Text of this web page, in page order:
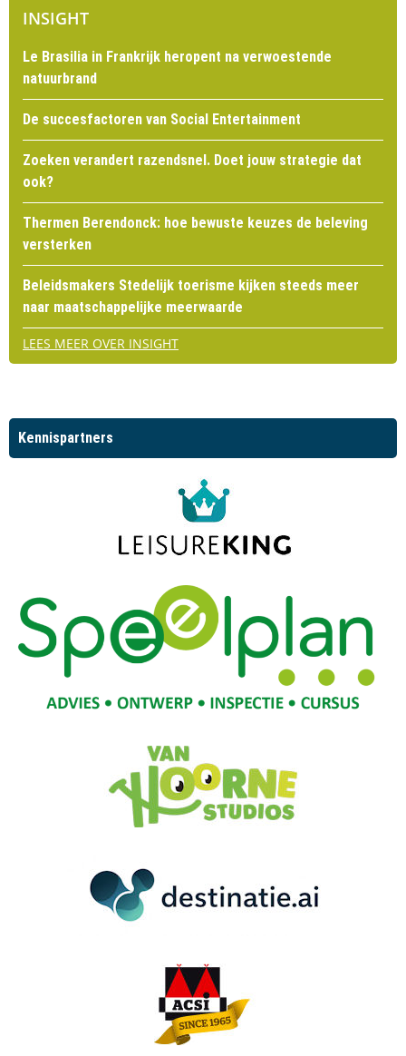
INSIGHT
Le Brasilia in Frankrijk heropent na verwoestende
natuurbrand
De succesfactoren van Social Entertainment
Zoeken verandert razendsnel. Doet jouw strategie dat
ook?
Thermen Berendonck: hoe bewuste keuzes de beleving
versterken
Beleidsmakers Stedelijk toerisme kijken steeds meer
naar maatschappelijke meerwaarde
LEES MEER OVER INSIGHT
Kennispartners